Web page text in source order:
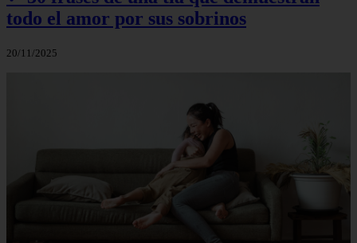
todo el amor por sus sobrinos
20/11/2025